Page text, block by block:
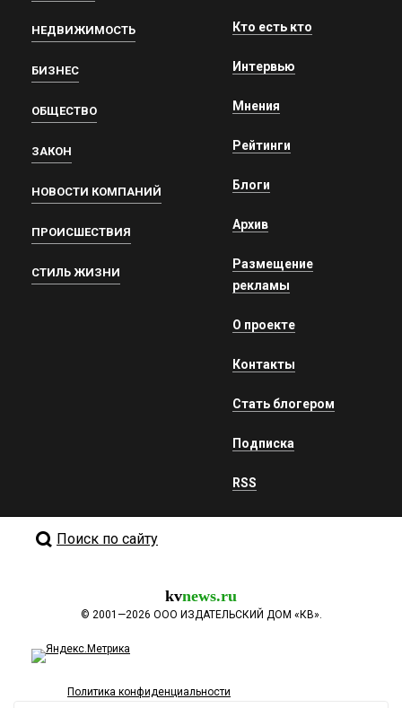
НЕДВИЖИМОСТЬ
БИЗНЕС
ОБЩЕСТВО
ЗАКОН
НОВОСТИ КОМПАНИЙ
ПРОИСШЕСТВИЯ
СТИЛЬ ЖИЗНИ
Кто есть кто
Интервью
Мнения
Рейтинги
Блоги
Архив
Размещение
рекламы
О проекте
Контакты
Стать блогером
Подписка
RSS
Поиск по сайту
kvnews.ru
© 2001—2026 ООО ИЗДАТЕЛЬСКИЙ ДОМ «КВ».
Политика конфиденциальности